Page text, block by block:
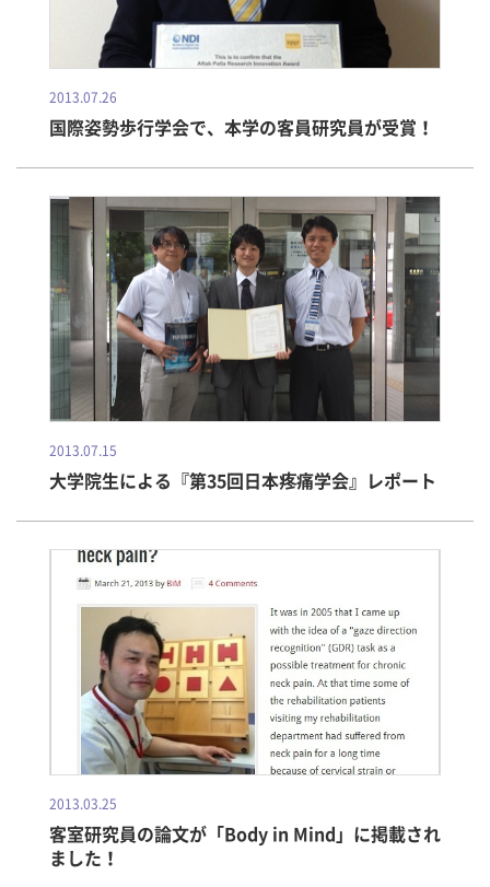
2013.07.26
国際姿勢歩行学会で、本学の客員研究員が受賞！
2013.07.15
大学院生による『第35回日本疼痛学会』レポート
2013.03.25
客室研究員の論文が「Body in Mind」に掲載され
ました！